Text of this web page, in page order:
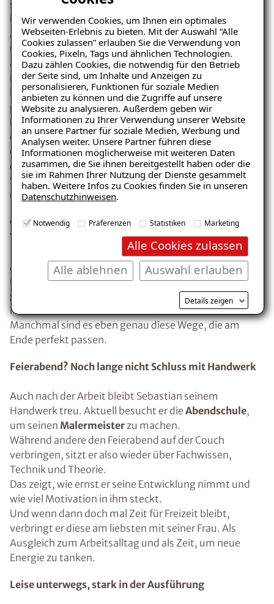
Wir verwenden Cookies, um Ihnen ein optimales
Webseiten-Erlebnis zu bieten. Mit der Auswahl “Alle
Cookies zulassen” erlauben Sie die Verwendung von
Cookies, Pixeln, Tags und ähnlichen Technologien.
Dazu zählen Cookies, die notwendig für den Betrieb
der Seite sind, um Inhalte und Anzeigen zu
personalisieren, Funktionen für soziale Medien
anbieten zu können und die Zugriffe auf unsere
Website zu analysieren. Außerdem geben wir
Informationen zu Ihrer Verwendung unserer Website
an unsere Partner für soziale Medien, Werbung und
Analysen weiter. Unsere Partner führen diese
Informationen möglicherweise mit weiteren Daten
zusammen, die Sie ihnen bereitgestellt haben oder die
sie im Rahmen Ihrer Nutzung der Dienste gesammelt
haben. Weitere Infos zu Cookies finden Sie in unseren
Datenschutzhinweisen.
Notwendig Präferenzen Statistiken Marketing
Alle Cookies zulassen
Auswahl erlauben
Alle ablehnen
Details zeigen
seine Stärke. Seine Arbeit wirkt fast wie aus dem
Lehrbuch, nur eben mit echter Baustellenpraxis.
Am liebsten arbeitet Sebastian draußen oder
übernimmt Putzarbeiten. Mit „draußen“ meint er vor
allem unsereAußenabdichtungoder
Balkonsanierungen mit Flüssigkunststoff
bei den Arbeiten mit Flüssigkunst ist sauberes,
präzises Arbeiten besonders wichtig. Hier kann er seine
Erfahrung und sein Gefühl für Oberflächen perfekt
einbringen. Am Ende entsteht nicht nur eine technisch
einwandfreie Abdichtung, sondern auch ein Ergebnis,
das optisch überzeugt.
Seit diesem Jahr ist er gemeinsam mitAptulaim Team
unterwegs. Ein Duo, das sich bestens ergänzt.
Gefunden über Instagram, geblieben wegen des
Teams
Auf ISOTEC aufmerksam geworden ist Sebastian ganz
modern über Instagram. Bewerbung, Einstieg, Team
gefunden!
Heute ist er ein fester Bestandteil unserer Technik.
Manchmal sind es eben genau diese Wege, die am
Ende perfekt passen.
Feierabend? Noch lange nicht Schluss mit Handwerk
Auch nach der Arbeit bleibt Sebastian seinem
Handwerk treu. Aktuell besucht er die Abendschule,
um seinen Malermeisterzu machen.
Während andere den Feierabend auf der Couch
verbringen, sitzt er also wieder über Fachwissen,
Technik und Theorie.
Das zeigt, wie ernst er seine Entwicklung nimmt und
wie viel Motivation in ihm steckt.
Und wenn dann doch mal Zeit für Freizeit bleibt,
verbringt er diese am liebsten mit seiner Frau. Als
Ausgleich zum Arbeitsalltag und als Zeit, um neue
Energie zu tanken.
Leise unterwegs, stark in der Ausführung